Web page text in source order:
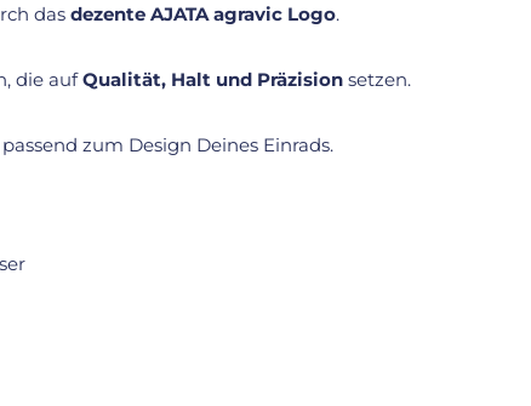
das dezente AJATA agravic Logo.
die aufQualität, Halt und Präzision setzen.
zum Design Deines Einrads.